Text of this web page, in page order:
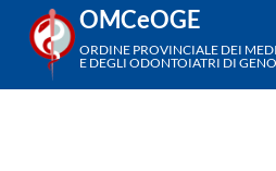
Salta
contenuti
OMCeOGE
ORDINE PROVINCIALE DEI
E DEGLI ODONTOIATRI DI